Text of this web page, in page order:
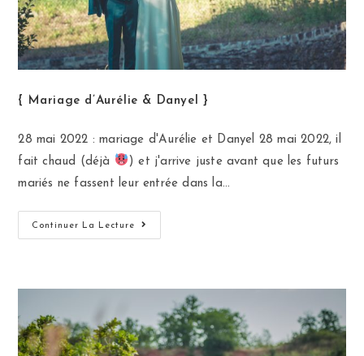
{ Mariage d’Aurélie & Danyel }
28 mai 2022 : mariage d'Aurélie et Danyel 28 mai 2022, il
fait chaud (déjà
) et j'arrive juste avant que les futurs
mariés ne fassent leur entrée dans la…
Continuer La Lecture